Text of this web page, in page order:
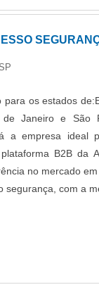
para os estados
Janeiro e São
a empresa ideal
B2B da
no mercado
com a